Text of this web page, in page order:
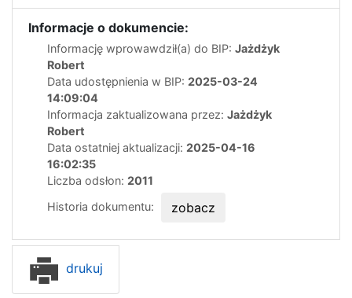
Informacje o dokumencie:
Informację wprowawdził(a) do BIP: Jażdżyk
Robert
Data udostępnienia w BIP: 2025-03-24
14:09:04
Informacja zaktualizowana przez: Jażdżyk
Robert
Data ostatniej aktualizacji: 2025-04-16
16:02:35
Liczba odsłon: 2011
Historia dokumentu:
zobacz
drukuj